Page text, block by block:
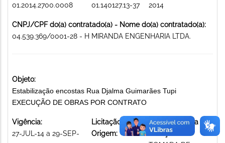
01.2014.2700.0008
01.140127.13-37
2014
CNPJ/CPF do(a) contratado(a) - Nome do(a) contratado(a):
04.539.369/0001-28 - H MIRANDA ENGENHARIA LTDA.
Objeto:
Estabilização encostas Rua Djalma Guimarães Tupi
EXECUÇÃO DE OBRAS POR CONTRATO
Vigência:
27-JUL-14 a 29-SEP-
Licitação de
Origem:
Modalidade da
licitação: